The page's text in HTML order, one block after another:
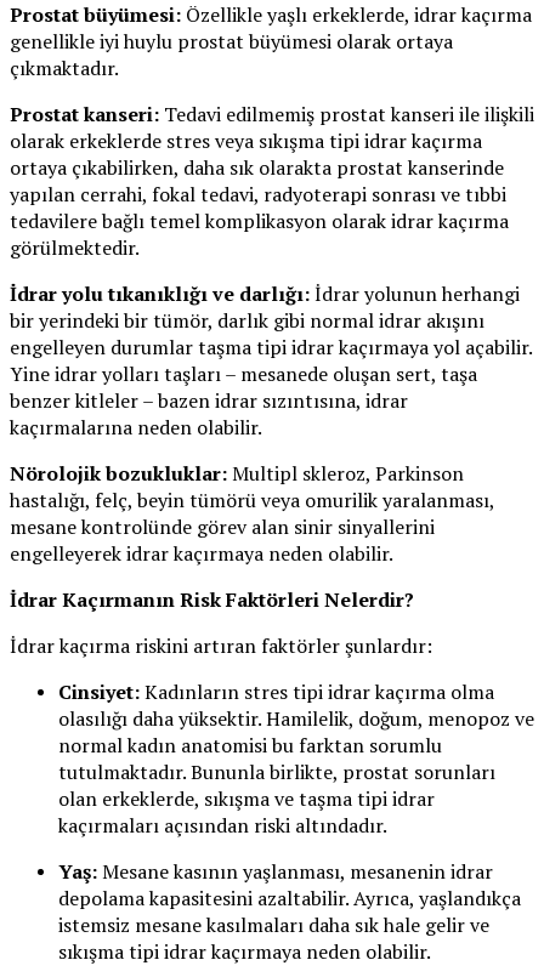
Prostat büyümesi: Özellikle yaşlı erkeklerde, idrar kaçırma
genellikle iyi huylu prostat büyümesi olarak ortaya
çıkmaktadır.
Prostat kanseri: Tedavi edilmemiş prostat kanseri ile ilişkili
olarak erkeklerde stres veya sıkışma tipi idrar kaçırma
ortaya çıkabilirken, daha sık olarakta prostat kanserinde
yapılan cerrahi, fokal tedavi, radyoterapi sonrası ve tıbbi
tedavilere bağlı temel komplikasyon olarak idrar kaçırma
görülmektedir.
İdrar yolu tıkanıklığı ve darlığı:İdrar yolunun herhangi
bir yerindeki bir tümör, darlık gibi normal idrar akışını
engelleyen durumlar taşma tipi idrar kaçırmaya yol açabilir.
Yine idrar yolları taşları – mesanede oluşan sert, taşa
benzer kitleler – bazen idrar sızıntısına, idrar
kaçırmalarına neden olabilir.
Nörolojik bozukluklar:Multipl skleroz, Parkinson
hastalığı, felç, beyin tümörü veya omurilik yaralanması,
mesane kontrolünde görev alan sinir sinyallerini
engelleyerek idrar kaçırmaya neden olabilir.
İdrar Kaçırmanın Risk Faktörleri Nelerdir?
İdrar kaçırma riskini artıran faktörler şunlardır:
Cinsiyet:Kadınların stres tipi idrar kaçırma olma
olasılığı daha yüksektir. Hamilelik, doğum, menopoz ve
normal kadın anatomisi bu farktan sorumlu
tutulmaktadır. Bununla birlikte, prostat sorunları
olan erkeklerde, sıkışma ve taşma tipi idrar
kaçırmaları açısından riski altındadır.
Yaş:Mesane kasının yaşlanması, mesanenin idrar
depolama kapasitesini azaltabilir. Ayrıca, yaşlandıkça
istemsiz mesane kasılmaları daha sık hale gelir ve
sıkışma tipi idrar kaçırmaya neden olabilir.